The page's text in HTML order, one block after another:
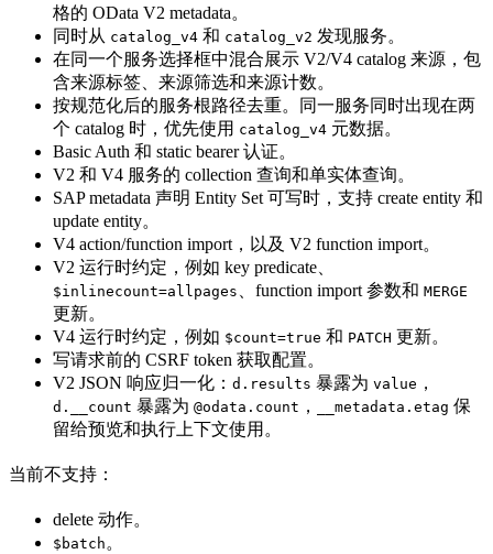
格的 OData V2 metadata。
同时从 catalog_v4 和 catalog_v2 发现服务。
在同一个服务选择框中混合展示 V2/V4 catalog 来源，包
含来源标签、来源筛选和来源计数。
按规范化后的服务根路径去重。同一服务同时出现在两
个 catalog 时，优先使用 catalog_v4 元数据。
Basic Auth 和 static bearer 认证。
V2 和 V4 服务的 collection 查询和单实体查询。
SAP metadata 声明 Entity Set 可写时，支持 create entity 和
update entity。
V4 action/function import，以及 V2 function import。
V2 运行时约定，例如 key predicate、
$inlinecount=allpages 、function import 参数和 MERGE
更新。
V4 运行时约定，例如 $count=true 和 PATCH 更新。
写请求前的 CSRF token 获取配置。
V2 JSON 响应归一化： d.results 暴露为 value ，
d.__count 暴露为 @odata.count ， __metadata.etag 保
留给预览和执行上下文使用。
当前不支持：
delete 动作。
$batch 。